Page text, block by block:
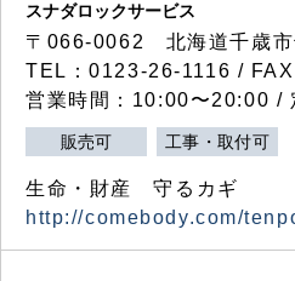
スナダロックサービス
〒066-0062 北海道千歳市
TEL：0123-26-1116 /
営業時間：10:00〜20:00 /
販売可 工事・取付可
生命・財産 守るカギ
http://comebody.com/